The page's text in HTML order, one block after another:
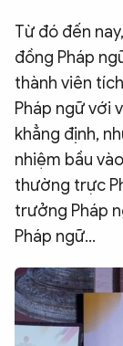
Từ đó đến
đồng Pháp
thành viên
Pháp ngữ với
khẳng định,
nhiệm bầu
thường trực
trưởng Pháp
Pháp ngữ...